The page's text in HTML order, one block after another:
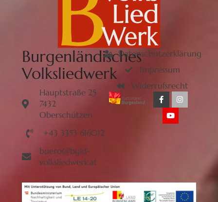
Burgenländisches
Volksliedwerk
Hauptstraße 25
7432
Oberschützen
+43 3353 616012
buero@bgld-
volksliedwerk.at
Datenschutzerklärung
Impressum
Widerrufsrecht